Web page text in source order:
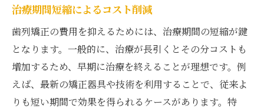
治療期間短縮によるコスト削減
歯列矯正の費用を抑えるためには、治療期間の短縮が鍵
となります。一般的に、治療が長引くとその分コストも
増加するため、早期に治療を終えることが理想です。例
えば、最新の矯正器具や技術を利用することで、従来よ
りも短い期間で効果を得られるケースがあります。特